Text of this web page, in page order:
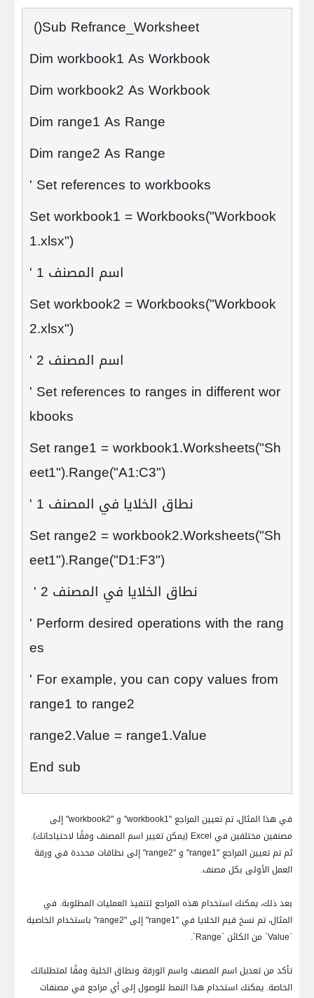
()Sub Refrance_Worksheet
Dim workbook1 As Workbook
Dim workbook2 As Workbook
Dim range1 As Range
Dim range2 As Range
' Set references to workbooks
Set workbook1 = Workbooks("Workbook
1.xlsx")
'
اسم المصنف 1
Set workbook2 = Workbooks("Workbook
2.xlsx")
'
اسم المصنف 2
' Set references to ranges in different wor
kbooks
Set range1 = workbook1.Worksheets("Sh
eet1").Range("A1:C3")
'
نطاق الخلايا في المصنف 1
Set range2 = workbook2.Worksheets("Sh
eet1").Range("D1:F3")
'
نطاق الخلايا في المصنف 2
' Perform desired operations with the rang
es
' For example, you can copy values from
range1 to range2
range2.Value = range1.Value
End sub
في هذا المثال، تم تعيين المراجع "workbook1" و "workbook2" إلى
مصنفين مختلفين في Excel (يمكن تغيير اسم المصنف وفقًا لاحتياجاتك).
ثم تم تعيين المراجع "range1" و "range2" إلى نطاقات محددة في ورقة
العمل الأولى بكل مصنف.
بعد ذلك، يمكنك استخدام هذه المراجع لتنفيذ العمليات المطلوبة. في
المثال، تم نسخ قيم الخلايا في "range1" إلى "range2" باستخدام الخاصية
`
Value` من الكائن `Range
`.
تأكد من تعديل اسم المصنف واسم الورقة ونطاق الخلية وفقًا لمتطلباتك
الخاصة. يمكنك استخدام هذا النمط للوصول إلى أي مراجع في مصنفات